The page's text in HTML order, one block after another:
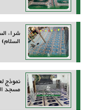
شراء
نموذج
مسجد